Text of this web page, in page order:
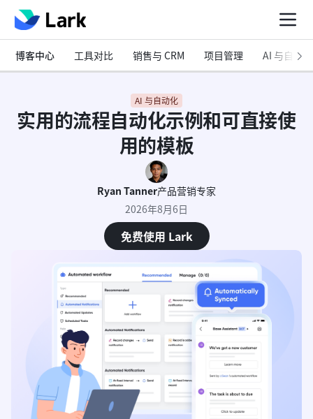
博客中心 工具对比 销售与 CRM 项目管理 AI 与自动化
AI 与自动化
实用的流程自动化示例和可直接使
用的模板
Ryan Tanner产品营销专家
2026年8月6日
免费使用 Lark